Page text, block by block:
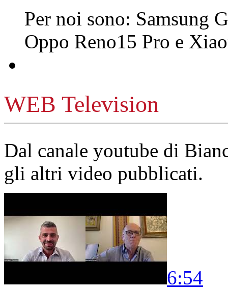
Per noi sono: Samsung
Oppo Reno15 Pro e
WEB Television
Dal canale youtube di
gli altri video pubblicati.
6:54